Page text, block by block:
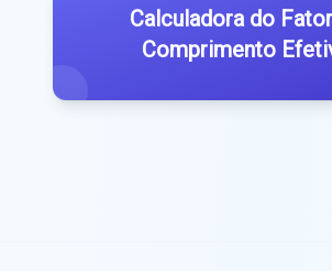
Calculadora do
Comprimento